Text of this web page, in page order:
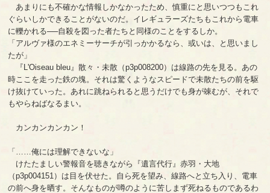
あまりにも不確かな情報しかなかったため、慎重にと思いつつもこれ
ぐらいしかできることがないのだ。イレギュラーズたちもこれから電車
に轢かれる──自殺を図った者たちと同様のことをするしか。
「アルヴァ様のエネミーサーチが引っかかるなら、或いは、と思いまし
たが」
『L'Oiseau bleu』散々・未散（p3p008200）は線路の先を見る。あの
時ここを走った鉄の塊。それは驚くようなスピードで未散たちの前を駆
け抜けていった。あれに跳ねられると思うだけでも身が竦むが、それで
もやらねばなるまい。
カンカンカンカン！
「……俺には理解できないな」
けたたましい警報音を聴きながら『遺言代行』赤羽・大地
（p3p004151）は目を伏せた。自ら死を望み、線路へと立ち入り、電車
の前へ身を晒す。そんなものが噂のように苦しまず死ねるものであるわ